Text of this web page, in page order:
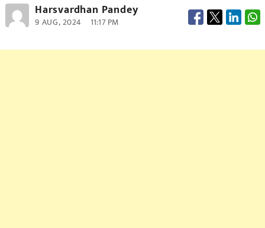
Harsvardhan Pandey
9 AUG, 2024 11:17 PM